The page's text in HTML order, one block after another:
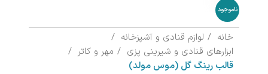
ناموجود
خانه
لوازم قنادی و آشپزخانه
ابزارهای قنادی و شیرینی پزی
مهر و کاتر
قالب رینگ گل (موس مولد)